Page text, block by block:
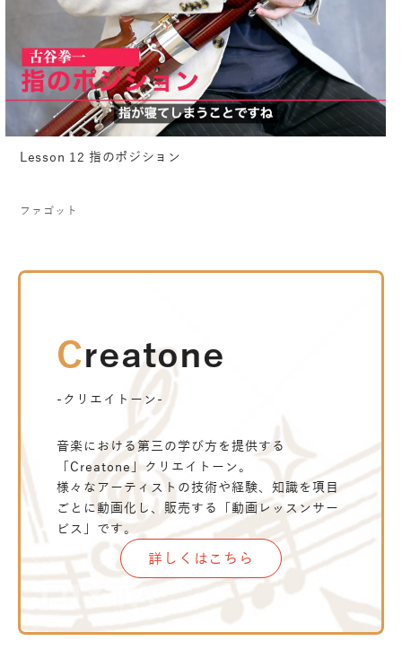
Lesson 12 指のポジション
ファゴット
Creatone
-クリエイトーン-
音楽における第三の学び方を提供する
「Creatone」クリエイトーン。
様々なアーティストの技術や経験、知識を項目
ごとに動画化し、販売する「動画レッスンサー
ビス」です。
詳しくはこちら